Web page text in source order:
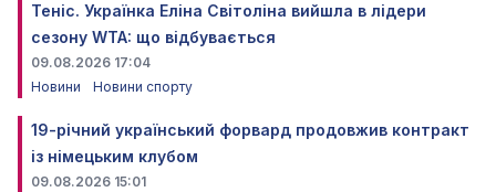
Теніс. Українка Еліна Світоліна вийшла в лідери
сезону WTA: що відбувається
09.08.2026 17:04
Новини
Новини спорту
19-річний український форвард продовжив контракт
із німецьким клубом
09.08.2026 15:01